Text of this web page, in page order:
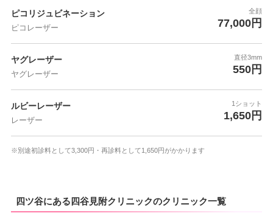
ピコリジュビネーション
ピコレーザー
全顔
77,000円
ヤグレーザー
ヤグレーザー
直径3mm
550円
ルビーレーザー
レーザー
1ショット
1,650円
※別途初診料として3,300円・再診料として1,650円がかかります
四ツ谷にある四谷見附クリニックのクリニック一覧